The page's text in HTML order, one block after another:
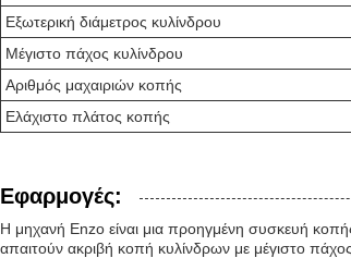
Εξωτερική διάμετρος κυλίνδρου
Μέγιστο πάχος κυλίνδρου
Αριθμός μαχαιριών κοπής
Ελάχιστο πλάτος κοπής
Εφαρμογές:
Η μηχανή Enzo είναι μια προηγμένη συσκευή
απαιτούν ακριβή κοπή κυλίνδρων με μέγιστο